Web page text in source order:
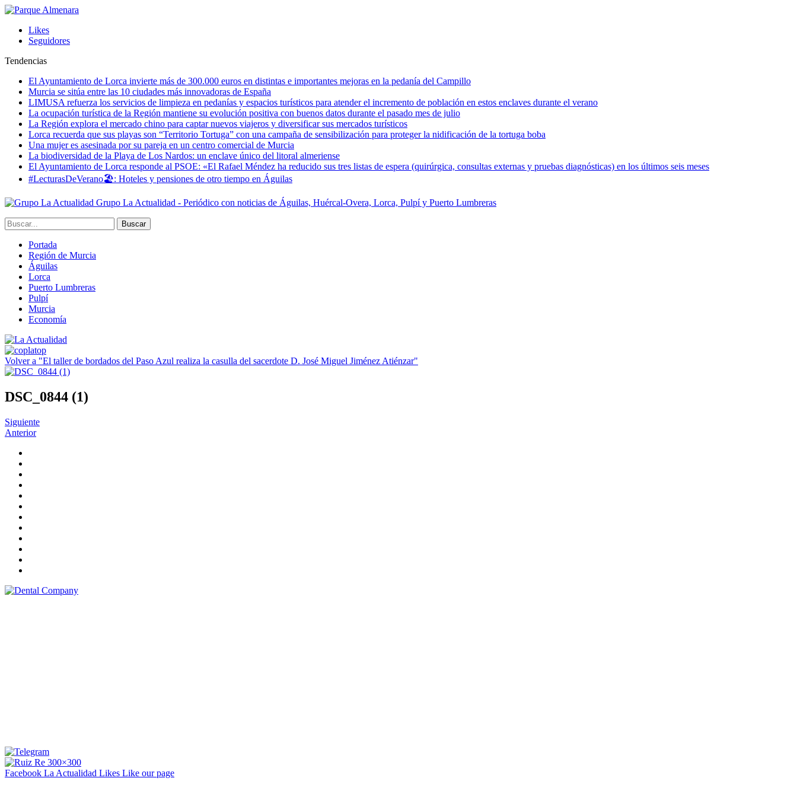
Likes
Seguidores
Tendencias
El Ayuntamiento de Lorca invierte más de 300.000 euros en distintas e importantes mejoras en la pedanía del Campillo
Murcia se sitúa entre las 10 ciudades más innovadoras de España
LIMUSA refuerza los servicios de limpieza en pedanías y espacios turísticos para atender el incremento de población en estos enclaves durante el verano
La ocupación turística de la Región mantiene su evolución positiva con buenos datos durante el pasado mes de julio
La Región explora el mercado chino para captar nuevos viajeros y diversificar sus mercados turísticos
Lorca recuerda que sus playas son “Territorio Tortuga” con una campaña de sensibilización para proteger la nidificación de la tortuga boba
Una mujer es asesinada por su pareja en un centro comercial de Murcia
La biodiversidad de la Playa de Los Nardos: un enclave único del litoral almeriense
El Ayuntamiento de Lorca responde al PSOE: «El Rafael Méndez ha reducido sus tres listas de espera (quirúrgica, consultas externas y pruebas diagnósticas) en los últimos seis meses
#LecturasDeVerano🏖: Hoteles y pensiones de otro tiempo en Águilas
Grupo La Actualidad - Periódico con noticias de Águilas, Huércal-Overa, Lorca, Pulpí y Puerto Lumbreras
Portada
Región de Murcia
Águilas
Lorca
Puerto Lumbreras
Pulpí
Murcia
Economía
Volver a "El taller de bordados del Paso Azul realiza la casulla del sacerdote D. José Miguel Jiménez Atiénzar"
DSC_0844 (1)
Siguiente
Anterior
Facebook La Actualidad Likes Like our page